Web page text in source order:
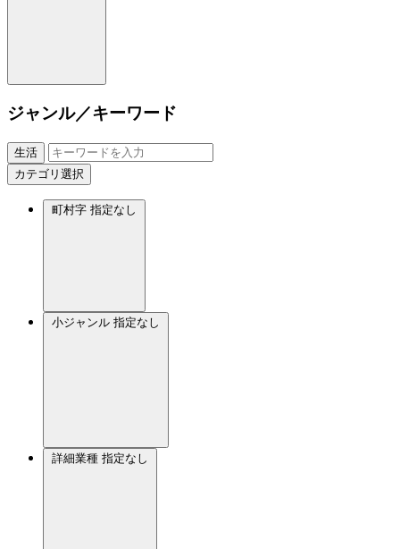
ジャンル／キーワード
生活
カテゴリ選択
町村字 指定なし
小ジャンル 指定なし
詳細業種 指定なし